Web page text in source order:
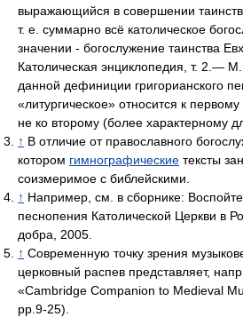
выражающийся в совершении таинств
т. е. суммарно всё католическое
значении - богослужение таинства
Католическая энциклопедия, т. 2.—
данной дефиниции григорианского
«литургическое» относится к
не ко второму (более характерному
↑ В отличие от православного
котором гимнографические тексты
соизмеримое с библейскими.
↑ Например, см. в сборнике: Воспойте
песнопения Католической Церкви в
добра, 2005.
↑ Современную точку зрения
церковный распев представляет,
«Cambridge Companion to Medieval
pp.9-25).